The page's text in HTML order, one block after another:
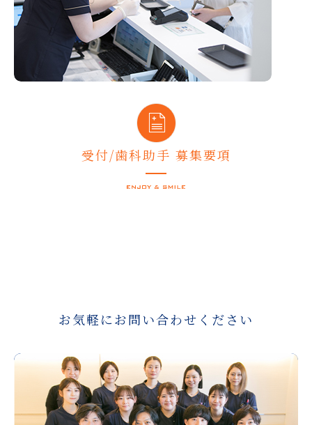
受付/歯科助手 募集要項
お気軽にお問い合わせください